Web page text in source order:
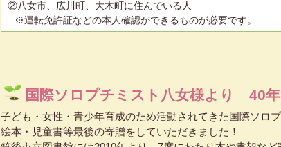
②八女市、広川町、大木町に住んでいる人
※運転免許証などの本人確認ができるものが必要です。
国際ソロプチミスト八女様より 40
子ども・女性・青少年育成のため活動されてきた国際ソロ
絵本・児童書等最後の寄贈をしていただきました！